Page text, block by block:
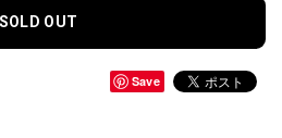
SOLD OUT
Save